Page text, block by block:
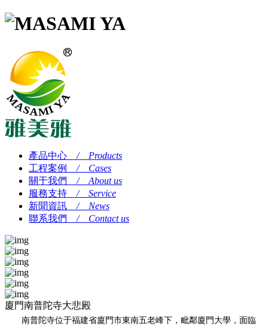
產品中心 / Products
工程案例
/ Cases
關于我們
/ About us
服務支持 / Service
新聞資訊 / News
聯系我們
/ Contact us
廈門南普陀寺大悲殿
南普陀寺位于福建省廈門市東南五老峰下，毗鄰廈門大學 ，面臨